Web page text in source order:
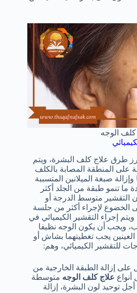
كلف الوجه
طرق علاج كلف البشرة، ويتم
على المنطقة المصابة بالكلف
صبغة الميلانين المتسببة
ما تنمو طبقة من الجلد أكثر
التقشير متوسط الدرجة أو
الخضوع لإجراء أكثر من جلسة
إجراء التقشير الكيميائي في
ويجب أن يكون الوجه نظيفا
يجب تغطيتهما بشاش أو
للتقشير الكيميائي، وهم:
على إزالة الطبقة الخارجية من
أنواع علاج كلف الوجه متوسطة
توحيد لون البشرة، إزالة